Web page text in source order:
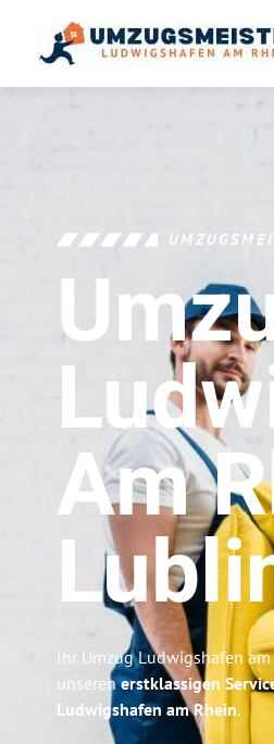
Am
Ihr Umzug Ludwigshafen
unserenerstklassigen
Ludwigshafen am Rhein.